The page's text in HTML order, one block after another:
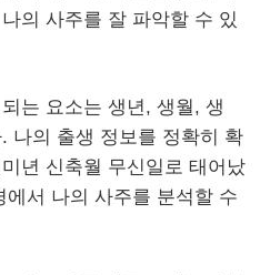
의 사주를 잘 파악할 수 있
는 요소는 생년, 생월, 생
나의 출생 정보를 정확히 확
년 신축월 무신일로 태어났
서 나의 사주를 분석할 수